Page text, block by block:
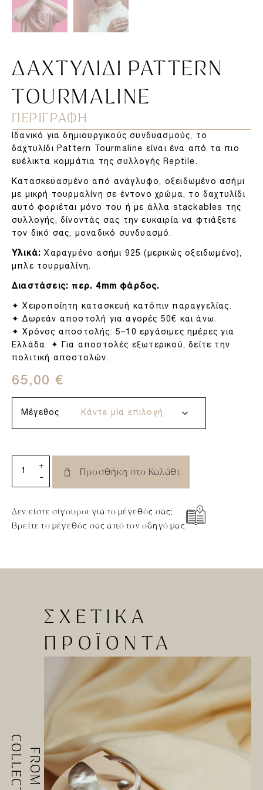
ΔΑΧΤΥΛΊΔΙ PATTERN
TOURMALINE
ΠΕΡΙΓΡΑΦΗ
Ιδανικό για δημιουργικούς συνδυασμούς, το
δαχτυλίδι Pattern Tourmaline είναι ένα από τα πιο
ευέλικτα κομμάτια της συλλογής Reptile.
Κατασκευασμένο από ανάγλυφο, οξειδωμένο ασήμι
με μικρή τουρμαλίνη σε έντονο χρώμα, το δαχτυλίδι
αυτό φοριέται μόνο του ή με άλλα stackables της
συλλογής, δίνοντάς σας την ευκαιρία να φτιάξετε
τον δικό σας, μοναδικό συνδυασμό.
Υλικά: Χαραγμένο ασήμι 925 (μερικώς οξειδωμένο),
μπλε τουρμαλίνη.
Διαστάσεις: περ. 4mm φάρδος.
✦ Χειροποίητη κατασκευή κατόπιν παραγγελίας.
✦ Δωρεάν αποστολή για αγορές 50€ και άνω.
✦ Χρόνος αποστολής: 5–10 εργάσιμες ημέρες για
Ελλάδα. ✦ Για αποστολές εξωτερικού, δείτε την
πολιτική αποστολών.
65,00 €
Μέγεθος
-
+
Προσθήκη στο Καλάθι
Δεν είστε σίγουροι για το μέγεθός σας;
Βρείτε το μέγεθός σας από τον οδηγό μας
ΣΧΕΤΙΚΑ
ΠΡΟΪΟΝΤΑ